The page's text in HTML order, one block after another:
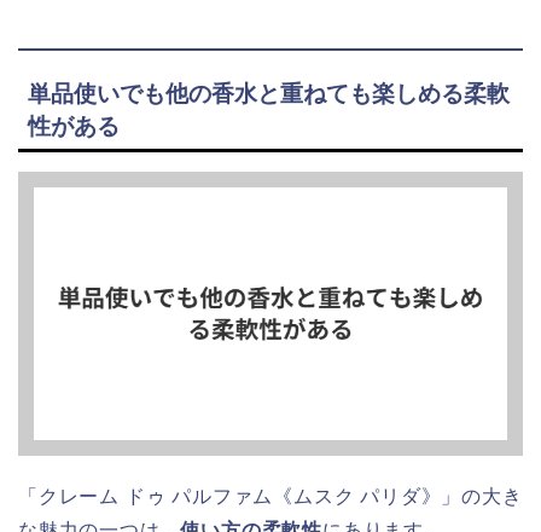
単品使いでも他の香水と重ねても楽しめる柔軟
性がある
「クレーム ドゥ パルファム《ムスク パリダ》」の大き